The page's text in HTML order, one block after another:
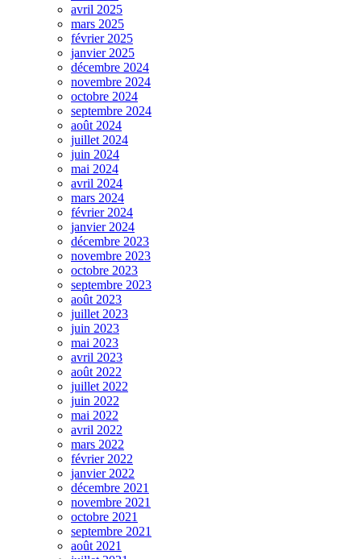
avril 2025
mars 2025
février 2025
janvier 2025
décembre 2024
novembre 2024
octobre 2024
septembre 2024
août 2024
juillet 2024
juin 2024
mai 2024
avril 2024
mars 2024
février 2024
janvier 2024
décembre 2023
novembre 2023
octobre 2023
septembre 2023
août 2023
juillet 2023
juin 2023
mai 2023
avril 2023
août 2022
juillet 2022
juin 2022
mai 2022
avril 2022
mars 2022
février 2022
janvier 2022
décembre 2021
novembre 2021
octobre 2021
septembre 2021
août 2021